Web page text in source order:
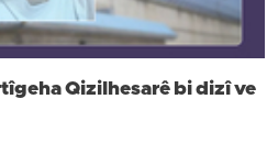
Qizilhesarê bi dizî ve